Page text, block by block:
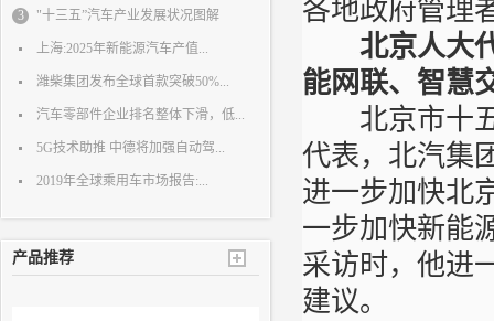
3 "十三五”汽车产业发展状况图解
上海:2025年新能源汽车产值...
潍柴集团发布全球首款突破50%...
汽车零部件企业排名整体下滑，低...
5G技术助推 中德将加强自动驾...
2019年全球乘用车市场报告:...
产品推荐
各地政府管理
北京人大
能网联、智慧
北京市十五
代表，北汽集
进一步加快北
一步加快新能
采访时，他进
建议。